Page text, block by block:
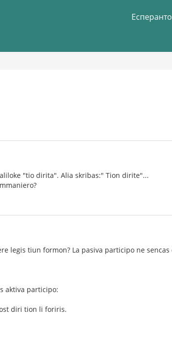
"tio dirita". Alia skribas:" Tion dirite"...
legis tiun formon? La pasiva participo ne
aktiva participo:
diri tion li foriris.